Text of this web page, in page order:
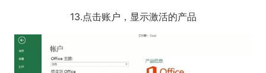
13.点击账户，显示激活的产品